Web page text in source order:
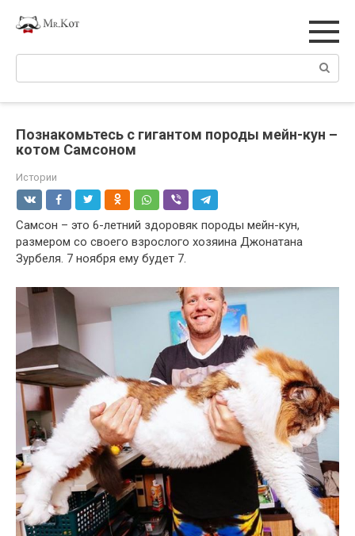
Поиск:
Познакомьтесь с гигантом породы мейн-кун –
котом Самсоном
Истории
Самсон – это 6-летний здоровяк породы мейн-кун,
размером со своего взрослого хозяина Джонатана
Зурбеля. 7 ноября ему будет 7.